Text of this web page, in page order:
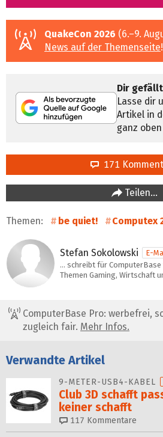
QuakeCon 2026 (6.–9.
News auf der Themenseite!
Dir
Lasse dir
Artikel in
ganz
171
Teilen…
Themen: be quiet! Computex
Stefan Sokolowski
E-
… schreibt für
Themen Gaming, Wirtschaft
ComputerBase Pro: werbefrei,
zugleich fair. Mehr Infos.
Verwandte Artikel
9-METER-USB4-KABEL
Club 3D schafft
keiner schafft
117 Kommentare